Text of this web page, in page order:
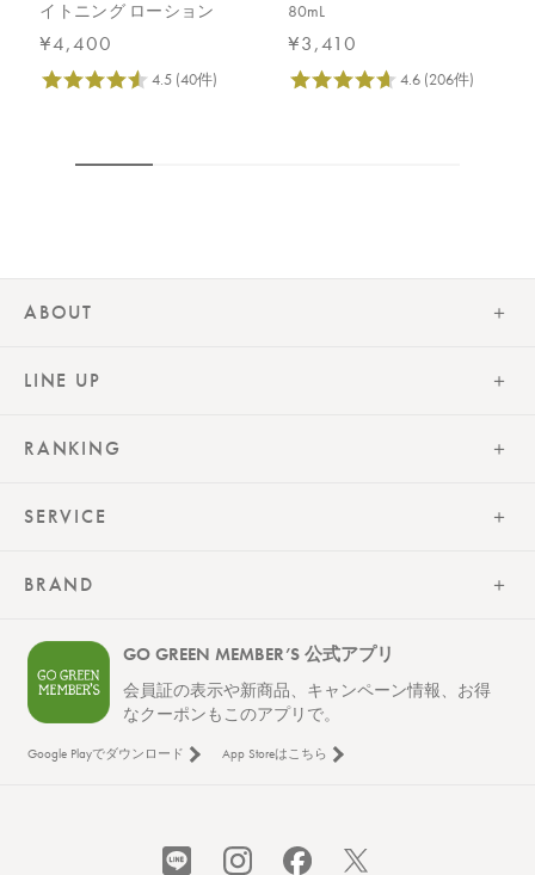
イトニング ローション
¥4,400
80mL
¥3,410
ABOUT
LINE UP
RANKING
SERVICE
BRAND
GO GREEN MEMBER’S 公式アプリ
会員証の表示や新商品、キャンペーン情報、お得
なクーポンもこのアプリで。
Google Playでダウンロード App Storeはこちら